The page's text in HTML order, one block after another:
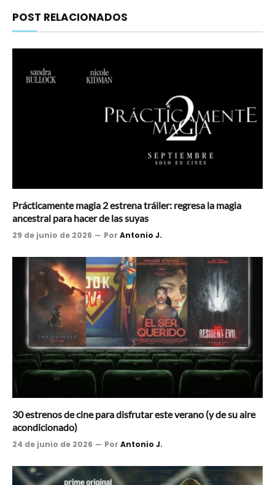
POST RELACIONADOS
Prácticamente magia 2 estrena tráiler: regresa la magia
ancestral para hacer de las suyas
29 de junio de 2026 Por Antonio J.
30 estrenos de cine para disfrutar este verano (y de su aire
acondicionado)
24 de junio de 2026 Por Antonio J.